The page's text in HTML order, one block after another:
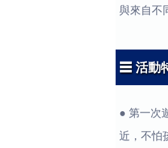
與來自不
☰ 活動
● 第一次
近，不怕